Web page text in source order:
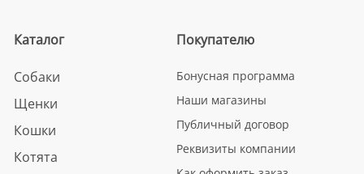
Каталог
Собаки
Щенки
Кошки
Котята
Покупателю
Бонусная программа
Наши магазины
Публичный договор
Реквизиты компании